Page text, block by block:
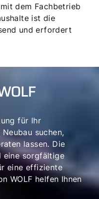
dem Fachbetrieb
ist die
und erfordert
für Ihr
suchen,
lassen. Die
eine sorgfältige
eine effiziente
WOLF helfen Ihnen